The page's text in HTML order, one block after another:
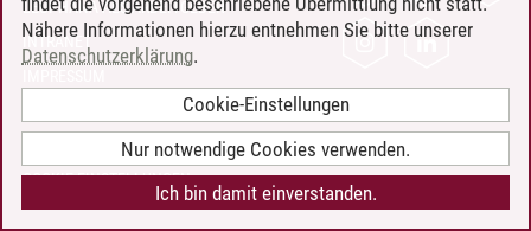
LEUPHANA ALS ARBEITGEBER
INTRANET
BARRIEREFREIHEIT
COOKIE-EINSTELLUNGEN
Nähere Informationen hierzu entnehmen Sie bitte unserer
Datenschutzerklärung.
Cookie-Einstellungen
Nur notwendige Cookies verwenden.
Ich bin damit einverstanden.